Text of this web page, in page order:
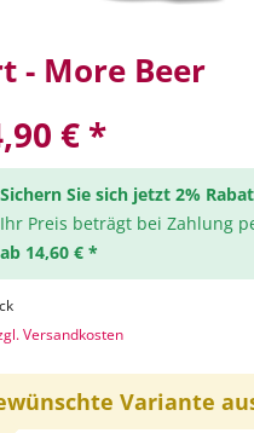
- More Beer
€ *
Sichern Sie sich jetzt 2%
Ihr Preis beträgt bei Zahlung
ab 14,60 € *
Versandkosten
Variante